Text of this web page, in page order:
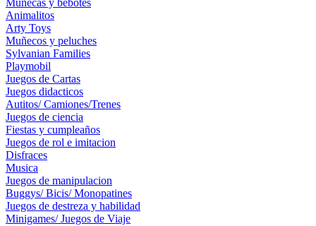
Muñecas y bebotes
Animalitos
Arty Toys
Muñecos y peluches
Sylvanian Families
Playmobil
Juegos de Cartas
Juegos didacticos
Autitos/ Camiones/Trenes
Juegos de ciencia
Fiestas y cumpleaños
Juegos de rol e imitacion
Disfraces
Musica
Juegos de manipulacion
Buggys/ Bicis/ Monopatines
Juegos de destreza y habilidad
Minigames/ Juegos de Viaje